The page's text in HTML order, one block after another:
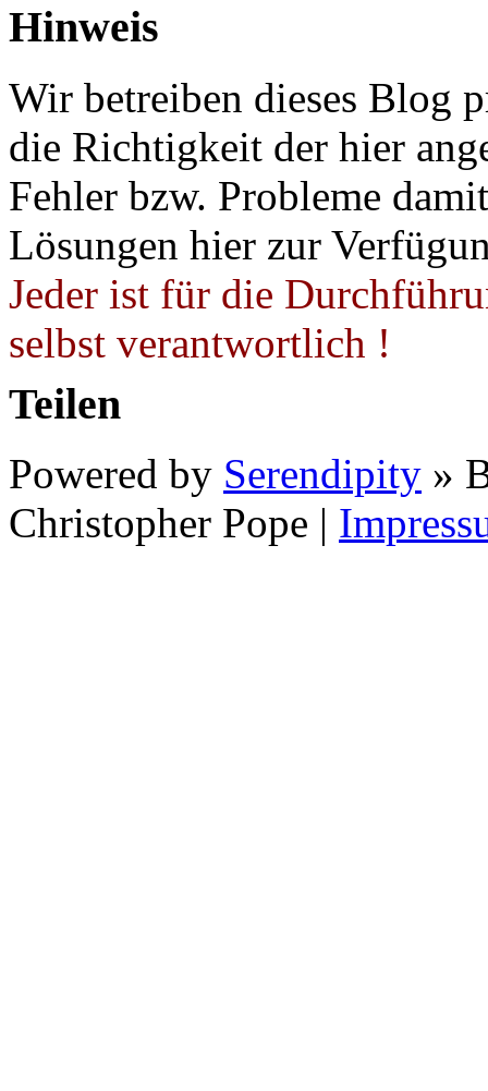
Hinweis
Wir betreiben dieses Blog
die Richtigkeit der hier
Fehler bzw. Probleme
Lösungen hier zur
Jeder ist für die
selbst verantwortlich !
Teilen
Powered by Serendipity »
Christopher Pope |